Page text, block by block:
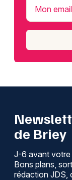
Mon email
de Briey
J-6 avant votre
Bons plans,
rédaction JDS,